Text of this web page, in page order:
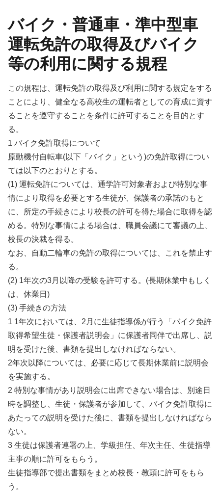
バイク・普通車・準中型車
運転免許の取得及びバイク
等の利用に関する規程
この規程は、運転免許の取得及び利用に関する規定をする
ことにより、健全なる高校生の運転者としての育成に資す
ることを遵守することを条件に許可することを目的とす
る。
1 バイク免許取得について
原動機付自転車(以下「バイク」という)の免許取得につい
ては以下のとおりとする。
(1) 運転免許については、通学許可対象者および特別な事
情により取得を必要とする生徒が、保護者の承諾のもと
に、所定の手続きにより校長の許可を得た場合に取得を認
める。特別な事情による場合は、職員会議にて審議の上、
校長の決裁を得る。
なお、自動二輪車の免許の取得については、これを禁止す
る。
(2) 1年次の3月以降の受験を許可する。(長期休業中もしく
は、休業日)
(3) 手続きの方法
1 1年次においては、2月に生徒指導係が行う「バイク免許
取得希望生徒・保護者説明会」に保護者同伴で出席し、説
明を受けた後、書類を提出しなければならない。
2年次以降については、必要に応じて長期休業前に説明会
を実施する。
2 特別な事情があり説明会に出席できない場合は、別途日
時を調整し、生徒・保護者が参加して、バイク免許取得に
あたっての説明を受けた後に、書類を提出しなければなら
ない。
3 生徒は保護者連署の上、学級担任、年次主任、生徒指導
主事の順に許可をもらう。
生徒指導部で提出書類をまとめ校長・教頭に許可をもら
う。